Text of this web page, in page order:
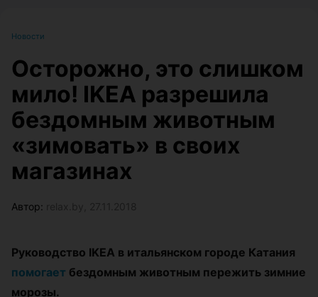
Новости
Осторожно, это слишком
мило! IKEA разрешила
бездомным животным
«зимовать» в своих
магазинах
Автор:
Руководство IKEA в итальянском городе Катания
помогает бездомным животным пережить зимние
морозы.